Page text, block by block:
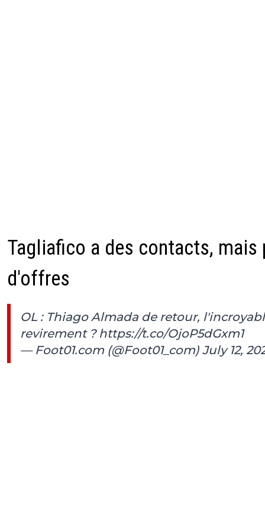
Tagliafico a des contacts, mais
d'offres
OL : Thiago Almada de retour,
revirement ? https://t.co/OjoP5dGxm1
— Foot01.com (@Foot01_com) July 12,